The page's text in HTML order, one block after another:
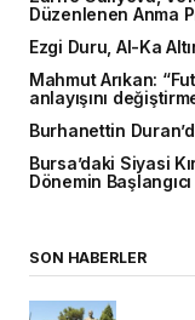
Düzenlenen Anma
Ezgi Duru, Al-Ka
Mahmut Arıkan:
anlayışını
Burhanettin
Bursa’daki Siyasi
Dönemin Başlangıcı
SON HABERLER